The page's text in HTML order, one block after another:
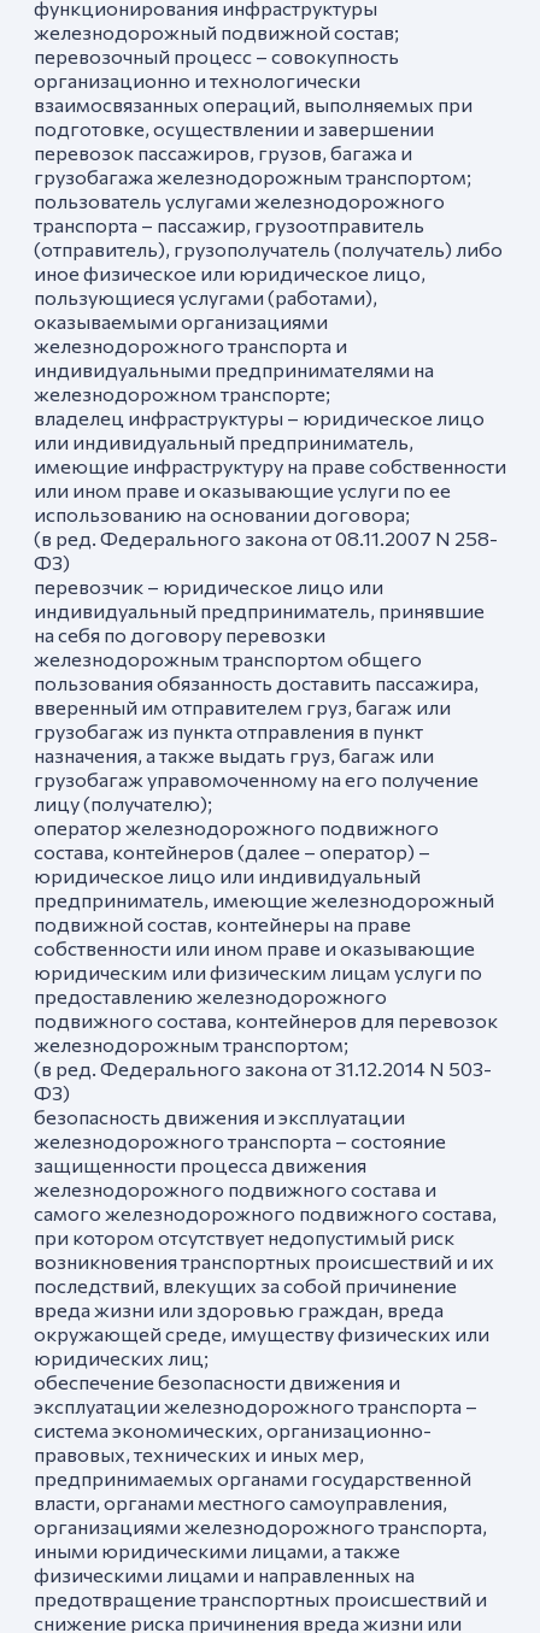
функционирования инфраструктуры
железнодорожный подвижной состав;
перевозочный процесс – совокупность
организационно и технологически
взаимосвязанных операций, выполняемых при
подготовке, осуществлении и завершении
перевозок пассажиров, грузов, багажа и
грузобагажа железнодорожным транспортом;
пользователь услугами железнодорожного
транспорта – пассажир, грузоотправитель
(отправитель), грузополучатель (получатель) либо
иное физическое или юридическое лицо,
пользующиеся услугами (работами),
оказываемыми организациями
железнодорожного транспорта и
индивидуальными предпринимателями на
железнодорожном транспорте;
владелец инфраструктуры – юридическое лицо
или индивидуальный предприниматель,
имеющие инфраструктуру на праве собственности
или ином праве и оказывающие услуги по ее
использованию на основании договора;
(в ред. Федерального закона от 08.11.2007 N 258-
ФЗ)
перевозчик – юридическое лицо или
индивидуальный предприниматель, принявшие
на себя по договору перевозки
железнодорожным транспортом общего
пользования обязанность доставить пассажира,
вверенный им отправителем груз, багаж или
грузобагаж из пункта отправления в пункт
назначения, а также выдать груз, багаж или
грузобагаж управомоченному на его получение
лицу (получателю);
оператор железнодорожного подвижного
состава, контейнеров (далее – оператор) –
юридическое лицо или индивидуальный
предприниматель, имеющие железнодорожный
подвижной состав, контейнеры на праве
собственности или ином праве и оказывающие
юридическим или физическим лицам услуги по
предоставлению железнодорожного
подвижного состава, контейнеров для перевозок
железнодорожным транспортом;
(в ред. Федерального закона от 31.12.2014 N 503-
ФЗ)
безопасность движения и эксплуатации
железнодорожного транспорта – состояние
защищенности процесса движения
железнодорожного подвижного состава и
самого железнодорожного подвижного состава,
при котором отсутствует недопустимый риск
возникновения транспортных происшествий и их
последствий, влекущих за собой причинение
вреда жизни или здоровью граждан, вреда
окружающей среде, имуществу физических или
юридических лиц;
обеспечение безопасности движения и
эксплуатации железнодорожного транспорта –
система экономических, организационно-
правовых, технических и иных мер,
предпринимаемых органами государственной
власти, органами местного самоуправления,
организациями железнодорожного транспорта,
иными юридическими лицами, а также
физическими лицами и направленных на
предотвращение транспортных происшествий и
снижение риска причинения вреда жизни или